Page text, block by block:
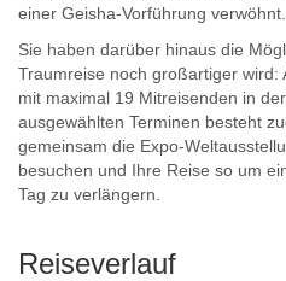
einer Geisha-Vorführung verwöhnt.
Sie haben darüber hinaus die
Traumreise noch großartiger wird:
mit maximal 19 Mitreisenden in
ausgewählten Terminen besteht
gemeinsam die Expo-
besuchen und Ihre Reise so um
Tag zu verlängern.
Reiseverlauf